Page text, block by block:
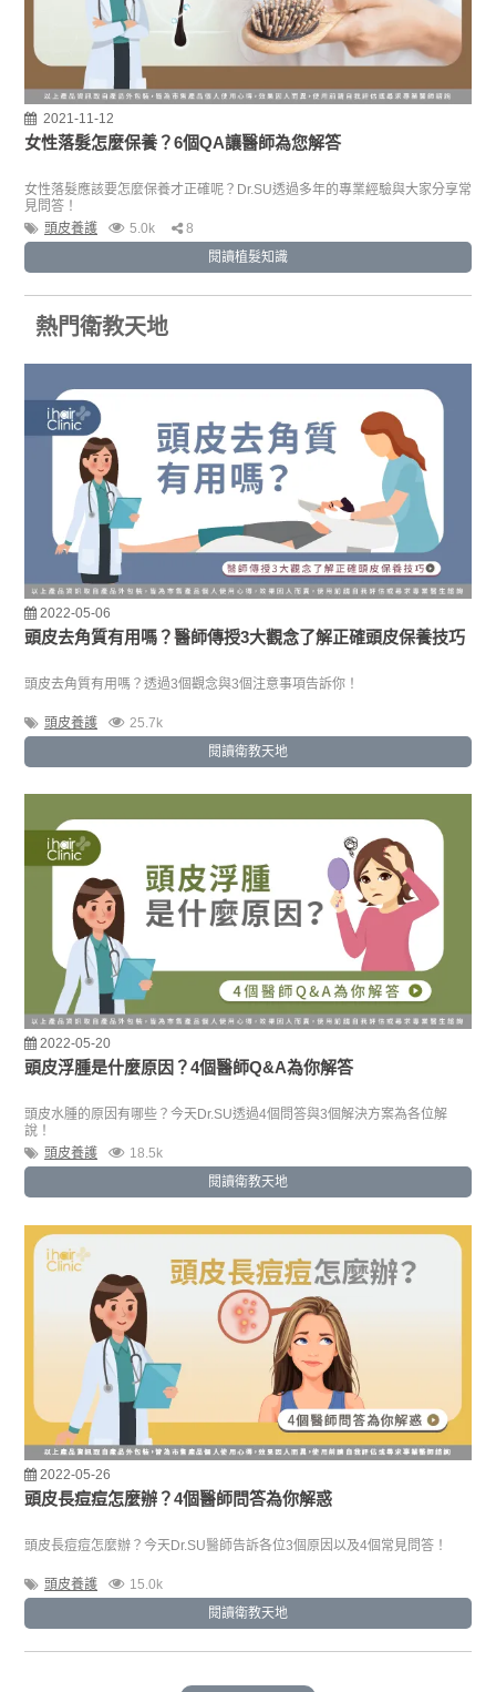
2021-11-12
女性落髮怎麼保養？6個QA讓醫師為您解答
女性落髮應該要怎麼保養才正確呢？Dr.SU透過多年的專業經驗與大家分享常
見問答！
頭皮養護
5.0k
8
閱讀植髮知識
熱門衛教天地
2022-05-06
頭皮去角質有用嗎？醫師傳授3大觀念了解正確頭皮保養技巧
頭皮去角質有用嗎？透過3個觀念與3個注意事項告訴你！
頭皮養護
25.7k
閱讀衛教天地
2022-05-20
頭皮浮腫是什麼原因？4個醫師Q&A為你解答
頭皮水腫的原因有哪些？今天Dr.SU透過4個問答與3個解決方案為各位解
說！
頭皮養護
18.5k
閱讀衛教天地
2022-05-26
頭皮長痘痘怎麼辦？4個醫師問答為你解惑
頭皮長痘痘怎麼辦？今天Dr.SU醫師告訴各位3個原因以及4個常見問答！
頭皮養護
15.0k
閱讀衛教天地